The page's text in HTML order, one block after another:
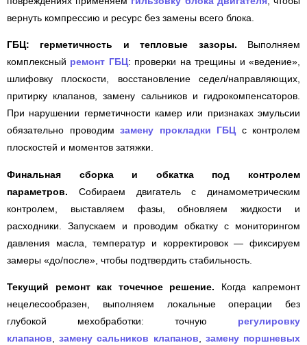
вернуть компрессию и ресурс без замены всего блока.
ГБЦ: герметичность и тепловые зазоры. Выполняем
комплексный ремонт ГБЦ: проверки на трещины и «ведение»,
шлифовку плоскости, восстановление седел/направляющих,
притирку клапанов, замену сальников и гидрокомпенсаторов.
При нарушении герметичности камер или признаках эмульсии
обязательно проводим замену прокладки ГБЦ с контролем
плоскостей и моментов затяжки.
Финальная сборка и обкатка под контролем
параметров. Собираем двигатель с динамометрическим
контролем, выставляем фазы, обновляем жидкости и
расходники. Запускаем и проводим обкатку с мониторингом
давления масла, температур и корректировок — фиксируем
замеры «до/после», чтобы подтвердить стабильность.
Текущий ремонт как точечное решение. Когда капремонт
нецелесообразен, выполняем локальные операции без
глубокой мехобработки: точную регулировку
клапанов,замену сальников клапанов, замену поршневых